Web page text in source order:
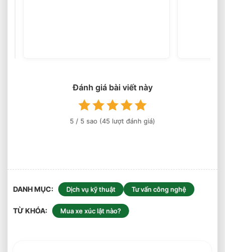
Đánh giá bài viết này
5 / 5 sao (45 lượt đánh giá)
DANH MỤC Dịch vụ kỹ thuật Tư vấn công nghệ
TỪ KHÓA Mua xe xúc lật nào?